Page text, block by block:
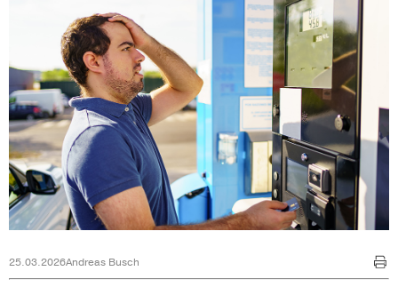
25.03.2026Andreas Busch